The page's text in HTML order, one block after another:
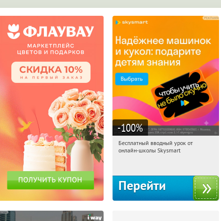
-100%
06:06:24
Получи первым!
Бесплатный вводный урок от
онлайн-школы Skysmart
Перейти